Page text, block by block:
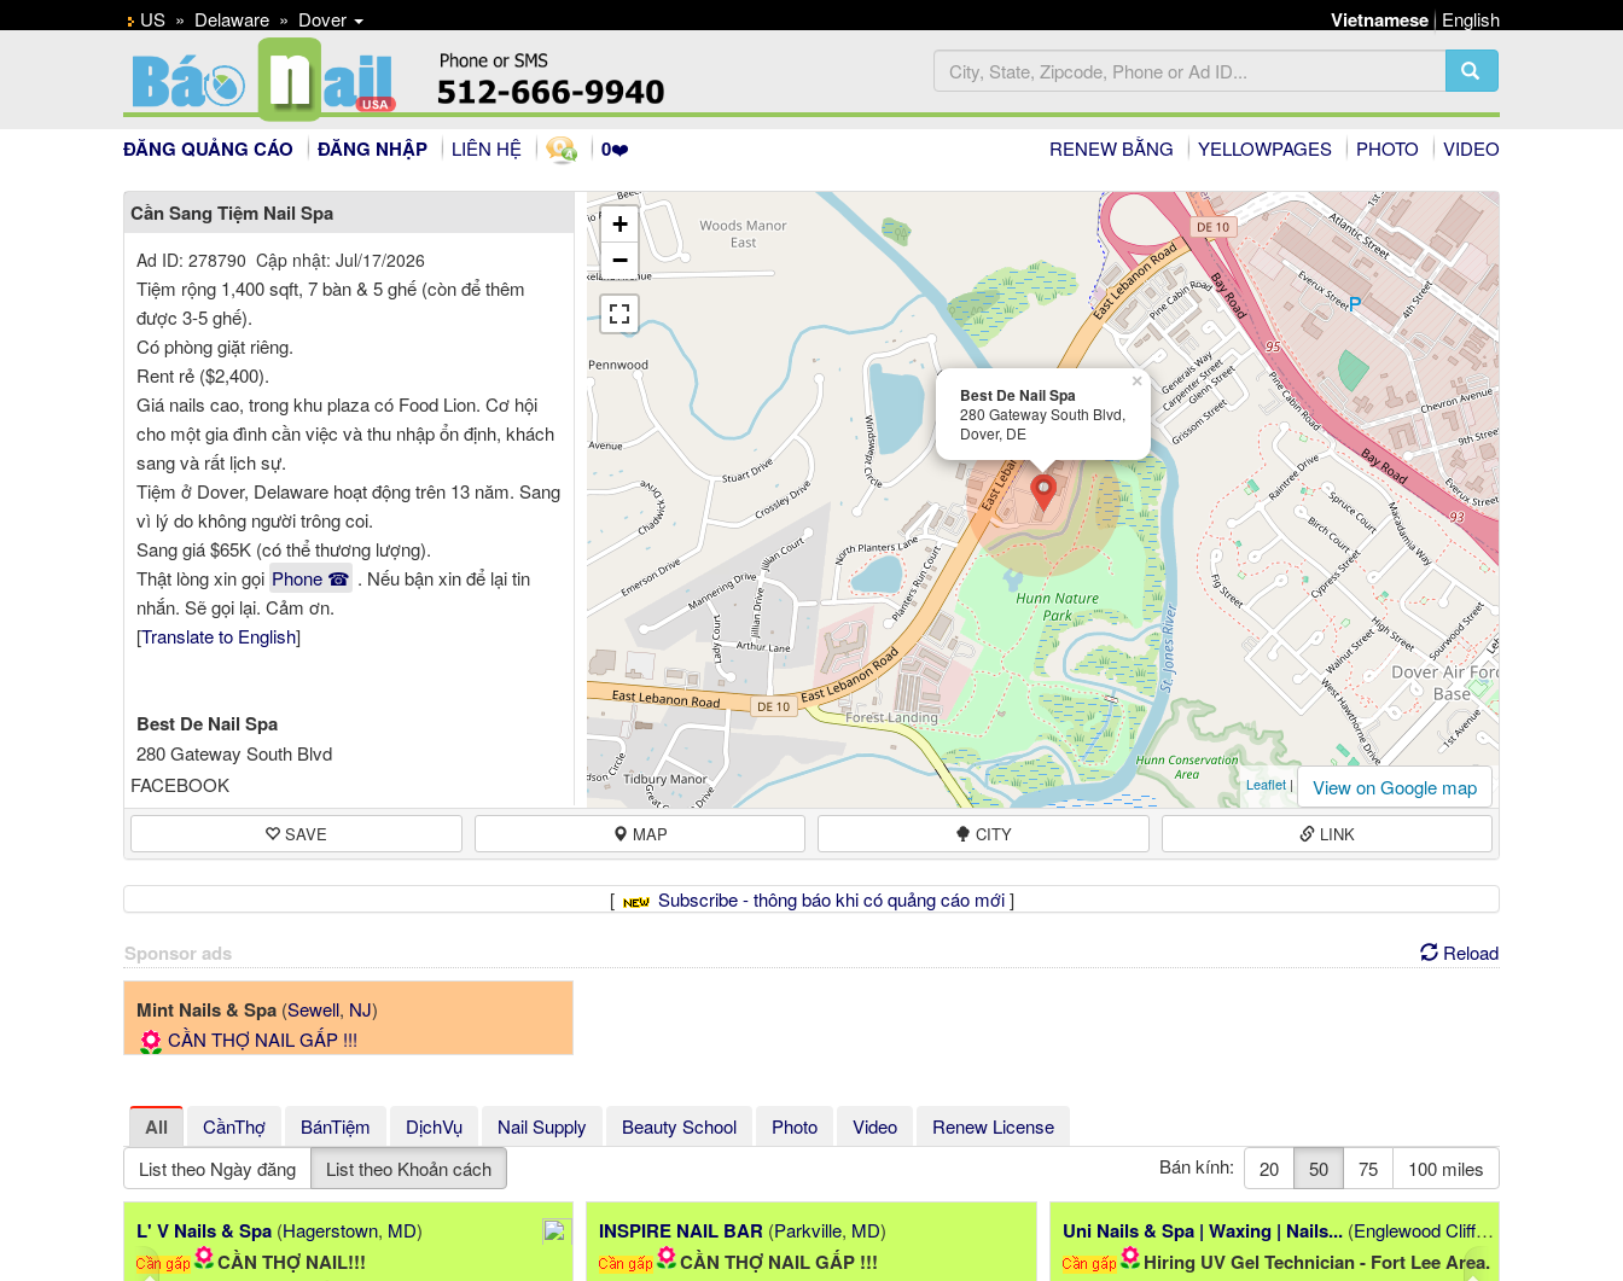
Vietnamese English
US » Delaware » Dover
RENEW BẰNG YELLOWPAGES PHOTO VIDEO
ĐĂNG QUẢNG CÁO ĐĂNG NHẬP LIÊN HỆ 0❤️
Cần Sang Tiệm Nail Spa
Ad ID: 278790 Cập nhật: Jul/17/2026
Tiệm rộng 1,400 sqft, 7 bàn & 5 ghế (còn để thêm
được 3-5 ghế).
Có phòng giặt riêng.
Rent rẻ ($2,400).
Giá nails cao, trong khu plaza có Food Lion. Cơ hội
cho một gia đình cần việc và thu nhập ổn định, khách
sang và rất lịch sự.
Tiệm ở Dover, Delaware hoạt động trên 13 năm. Sang
vì lý do không người trông coi.
Sang giá $65K (có thể thương lượng).
Thật lòng xin gọi Phone ☎ . Nếu bận xin để lại tin
nhắn. Sẽ gọi lại. Cảm ơn.
[Translate to English]
Best De Nail Spa
280 Gateway South Blvd
Dover, DE 19901
Phone ☎
FACEBOOK
Best De Nail Spa
280 Gateway South Blvd,
Dover, DE
×
+
−
Leaflet| View on Google map
SAVE MAP CITY LINK
[ Subscribe - thông báo khi có quảng cáo mới]
Sponsor ads Reload
Mint Nails & Spa (Sewell, NJ)
CẦN THỢ NAIL GẤP !!!
All CầnThợ BánTiệm DịchVụ Nail Supply Beauty School Photo Video
Renew License
List theo Ngày đăng
List theo Khoản cách 20 50 75 100 miles
Bán kính:
L' V Nails & Spa (Hagerstown, MD)
CẦN THỢ NAIL!!!
INSPIRE NAIL BAR (Parkville, MD)
CẦN THỢ NAIL GẤP !!!
Uni Nails & Spa | Waxing | Nails... (Englewood Cliffs ,
Hiring UV Gel Technician - Fort Lee Area.
Previous Next